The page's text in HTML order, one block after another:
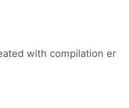
with compilation er